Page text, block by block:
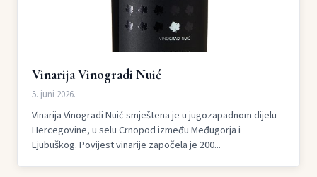
Vinarija Vinogradi Nuić
5. juni 2026.
Vinarija Vinogradi Nuić smještena je u jugozapadnom dijelu
Hercegovine, u selu Crnopod između Međugorja i
Ljubuškog. Povijest vinarije započela je 200...